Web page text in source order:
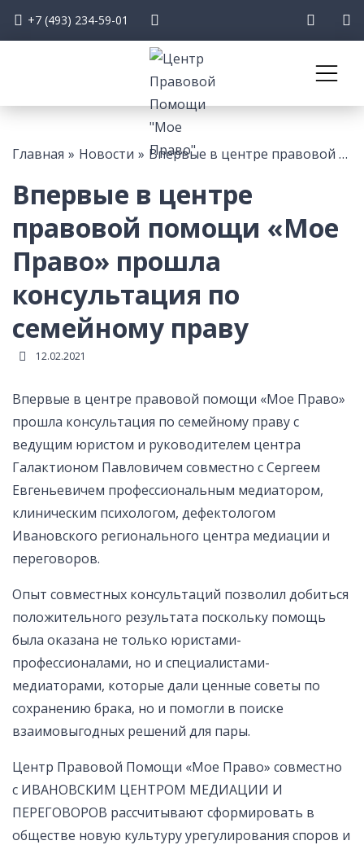
+7 (493) 234-59-01
Наша команда
Новости
Мероприятия
Реестр НФО
Главная » Новости » Впервые в центре правовой помощи «Мое Право» прошла консультация по семейному праву
Впервые в центре
правовой помощи «Мое
Право» прошла
консультация по
семейному праву
12.02.2021
Впервые в центре правовой помощи «Мое Право»
прошла консультация по семейному праву с
ведущим юристом и руководителем центра
Галактионом Павловичем совместно с Сергеем
Евгеньевичем профессиональным медиатором,
клиническим психологом, дефектологом
Ивановского регионального центра медиации и
переговоров.
Опыт совместных консультаций позволил добиться
положительного результата поскольку помощь
была оказана не только юристами-
профессионалами, но и специалистами-
медиаторами, которые дали ценные советы по
сохранению брака, но и помогли в поиске
взаимовыгодных решений для пары.
Центр Правовой Помощи «Мое Право» совместно
с ИВАНОВСКИМ ЦЕНТРОМ МЕДИАЦИИ И
ПЕРЕГОВОРОВ рассчитывают сформировать в
обществе новую культуру урегулирования споров и